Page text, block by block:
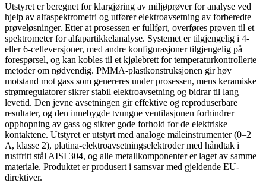
Utstyret er beregnet for klargjøring av miljøprøver for analyse ved
hjelp av alfaspektrometri og utfører elektroavsetning av forberedte
prøveløsninger. Etter at prosessen er fullført, overføres prøven til et
spektrometer for alfapartikkelanalyse. Systemet er tilgjengelig i 4-
eller 6-celleversjoner, med andre konfigurasjoner tilgjengelig på
forespørsel, og kan kobles til et kjølebrett for temperaturkontrollerte
metoder om nødvendig. PMMA-plastkonstruksjonen gir høy
motstand mot gass som genereres under prosessen, mens keramiske
strømregulatorer sikrer stabil elektroavsetning og bidrar til lang
levetid. Den jevne avsetningen gir effektive og reproduserbare
resultater, og den innebygde tvungne ventilasjonen forhindrer
opphopning av gass og sikrer gode forhold for de elektriske
kontaktene. Utstyret er utstyrt med analoge måleinstrumenter (0–2
A, klasse 2), platina-elektroavsetningselektroder med håndtak i
rustfritt stål AISI 304, og alle metallkomponenter er laget av samme
materiale. Produktet er produsert i samsvar med gjeldende EU-
direktiver.